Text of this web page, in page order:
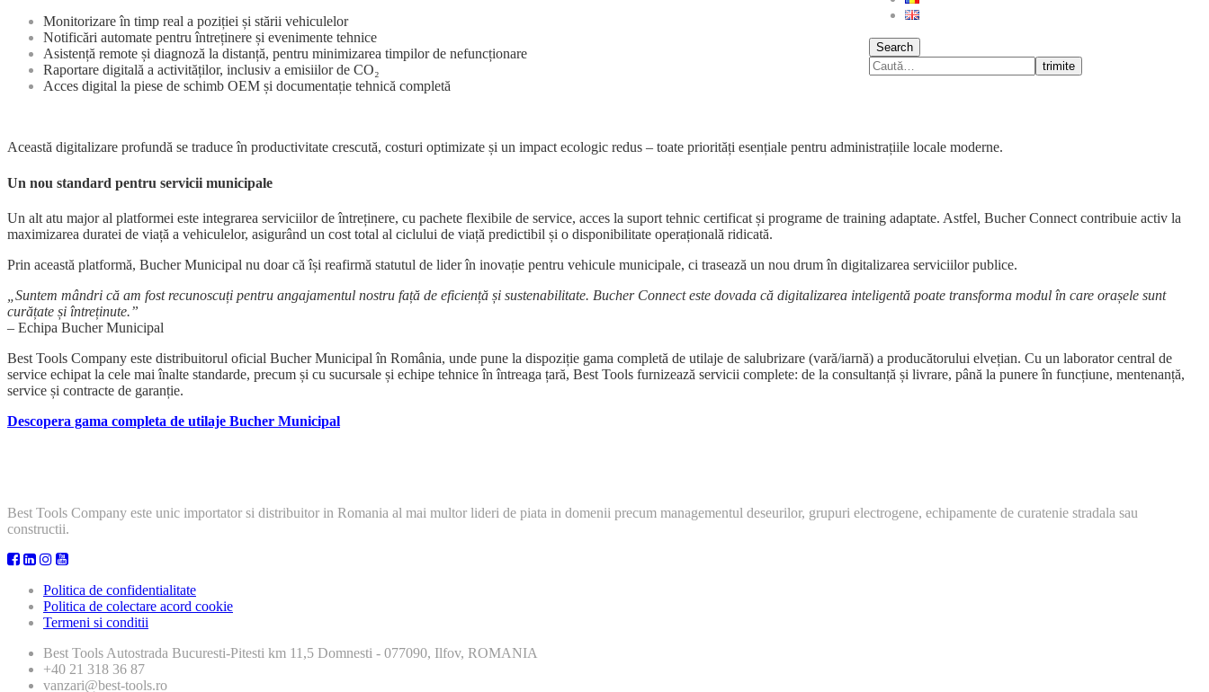
Search
trimite
Monitorizare în timp real a poziției și stării vehiculelor
Notificări automate pentru întreținere și evenimente tehnice
Asistență remote și diagnoză la distanță, pentru minimizarea timpilor de nefuncționare
Raportare digitală a activităților, inclusiv a emisiilor de CO₂
Acces digital la piese de schimb OEM și documentație tehnică completă
Această digitalizare profundă se traduce în productivitate crescută, costuri optimizate și un impact ecologic redus – toate priorități esențiale pentru administrațiile locale moderne.
Un nou standard pentru servicii municipale
Un alt atu major al platformei este integrarea serviciilor de întreținere, cu pachete flexibile de service, acces la suport tehnic certificat și programe de training adaptate. Astfel, Bucher Connect contribuie activ la
maximizarea duratei de viață a vehiculelor, asigurând un cost total al ciclului de viață predictibil și o disponibilitate operațională ridicată.
Prin această platformă, Bucher Municipal nu doar că își reafirmă statutul de lider în inovație pentru vehicule municipale, ci trasează un nou drum în digitalizarea serviciilor publice.
„Suntem mândri că am fost recunoscuți pentru angajamentul nostru față de eficiență și sustenabilitate. Bucher Connect este dovada că digitalizarea inteligentă poate transforma modul în care orașele sunt
curățate și întreținute.”
– Echipa Bucher Municipal
Best Tools Company este distribuitorul oficial Bucher Municipal în România, unde pune la dispoziție gama completă de utilaje de salubrizare (vară/iarnă) a producătorului elvețian. Cu un laborator central de
service echipat la cele mai înalte standarde, precum și cu sucursale și echipe tehnice în întreaga țară, Best Tools furnizează servicii complete: de la consultanță și livrare, până la punere în funcțiune, mentenanță,
service și contracte de garanție.
Descopera gama completa de utilaje Bucher Municipal
Best Tools Company este unic importator si distribuitor in Romania al mai multor lideri de piata in domenii precum managementul deseurilor, grupuri electrogene, echipamente de curatenie stradala sau
constructii.
Politica de confidentialitate
Politica de colectare acord cookie
Termeni si conditii
Best Tools Autostrada Bucuresti-Pitesti km 11,5 Domnesti - 077090, Ilfov, ROMANIA
+40 21 318 36 87
vanzari@best-tools.ro